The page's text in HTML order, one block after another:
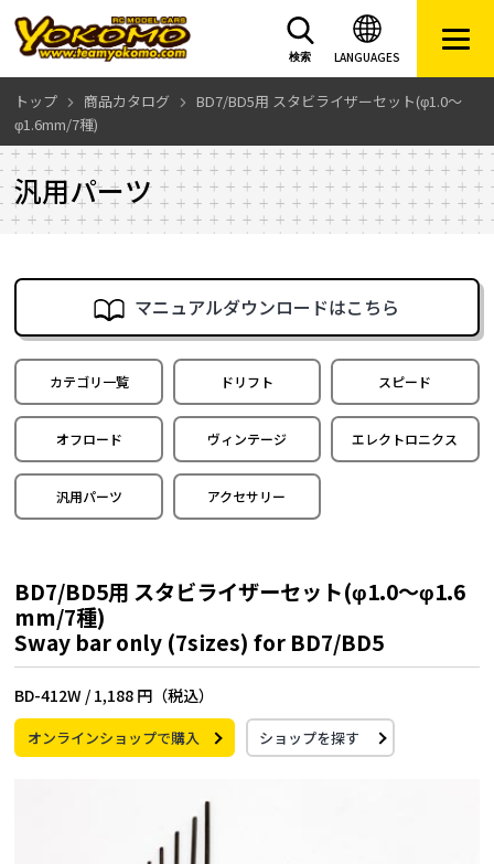
LANGUAGES
検索
トップ 商品カタログ
BD7/BD5用 スタビライザーセット(φ1.0～
φ1.6mm/7種)
汎用パーツ
マニュアルダウンロードはこちら
カテゴリ一覧 ドリフト スピード
オフロード ヴィンテージ エレクトロニクス
汎用パーツ アクセサリー
BD7/BD5用 スタビライザーセット(φ1.0～φ1.6
mm/7種)
Sway bar only (7sizes) for BD7/BD5
BD-412W / 1,188 円（税込）
オンラインショップで購入 ショップを探す